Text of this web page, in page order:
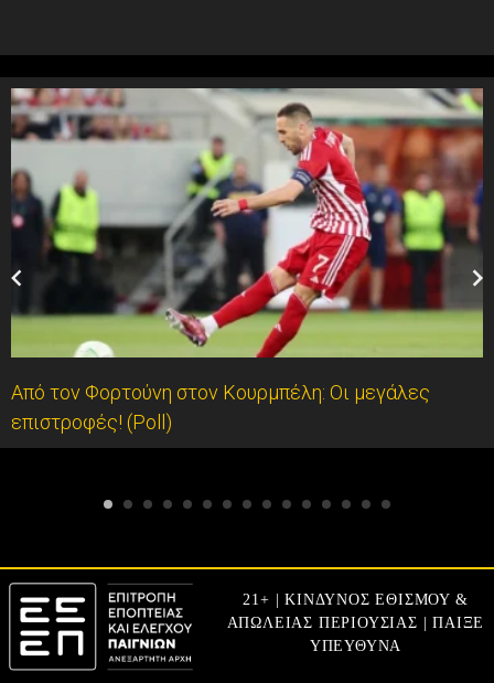
Από τον Φορτούνη στον Κουρμπέλη: Οι μεγάλες
επιστροφές! (Poll)
21+ | ΚΙΝΔΥΝΟΣ ΕΘΙΣΜΟΥ &
ΑΠΩΛΕΙΑΣ ΠΕΡΙΟΥΣΙΑΣ | ΠΑΙΞΕ
ΥΠΕΥΘΥΝΑ